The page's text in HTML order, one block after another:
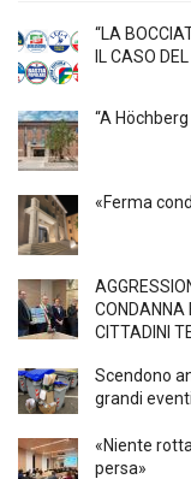
“LA
IL CASO
“A
«Ferma
CONDANNA
CITTADINI
Scendono
grandi eventi
«Niente
persa»